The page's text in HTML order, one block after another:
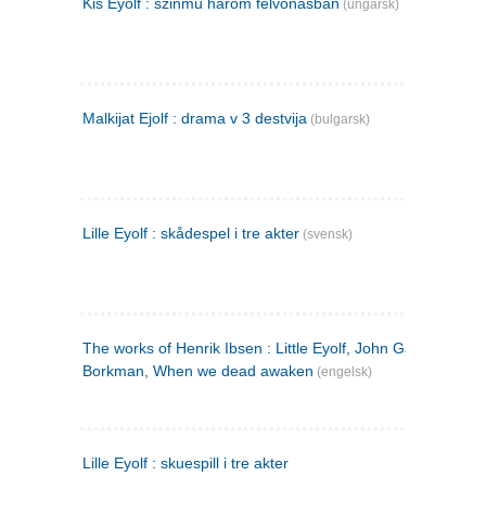
Kis Eyolf : szinmű három felvonásban (ungarsk)
Malkijat Ejolf : drama v 3 destvija (bulgarsk)
Lille Eyolf : skådespel i tre akter (svensk)
The works of Henrik Ibsen : Little Eyolf, John Gabriel
Borkman, When we dead awaken (engelsk)
Lille Eyolf : skuespill i tre akter